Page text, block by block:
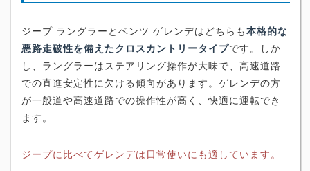
ジープ ラングラーとベンツ ゲレンデはどちらも本格的な
悪路走破性を備えたクロスカントリータイプです。しか
し、ラングラーはステアリング操作が大味で、高速道路
での直進安定性に欠ける傾向があります。ゲレンデの方
が一般道や高速道路での操作性が高く、快適に運転でき
ます。
ジープに比べてゲレンデは日常使いにも適しています。